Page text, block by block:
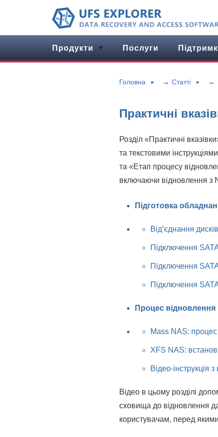
Продукти Послуги
Головна ► Статті ►
Практичні
Розділ «Практичні
та текстовими
та «Етап процесу
включаючи відновлення з
Підготовка
Від’єднання
Підключення
Підключення
Підключення
Процес відновлення
Mass NAS:
XFS NAS:
Відео-інструкція
Відео в цьому розділі
сховища до відновлення
користувачам, перед якими